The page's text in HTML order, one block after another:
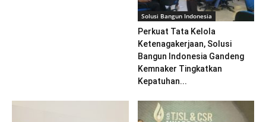
Solusi Bangun Indonesia
Perkuat Tata Kelola
Ketenagakerjaan, Solusi
Bangun Indonesia Gandeng
Kemnaker Tingkatkan
Kepatuhan...